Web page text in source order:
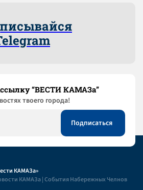
“ВЕСТИ КАМАЗа”
твоего города!
КАМАЗа»
КАМАЗа | События Набережных Челнов